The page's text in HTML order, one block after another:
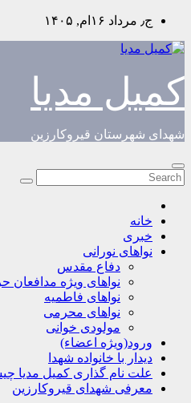
Skip
content
ج٫ مرداد ۱۶ام, ۱۴۰۵
کمیل مدیا
شهدای شهرستان قیروکارزین
خانه
خبری
نواهای نورانی
دفاع مقدس
نواهای ویژه مدافعان
نواهای فاطمیه
نواهای محرمی
مولودی خوانی
ورود(ویژه اعضاء)
دیدار با خانواده شهدا
علت نام گذاری کمیل مدیا
معرفی شهدای قیروکارزین